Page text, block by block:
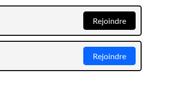
Rejoindre
Rejoindre